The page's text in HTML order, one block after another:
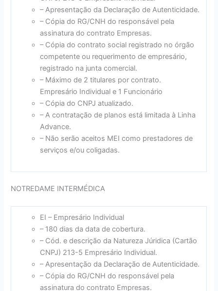
– Apresentação da Declaração de Autenticidade.
– Cópia do RG/CNH do responsável pela
assinatura do contrato Empresas.
– Cópia do contrato social registrado no órgão
competente ou requerimento de empresário,
registrado na junta comercial.
– Máximo de 2 titulares por contrato.
Empresário Individual e 1 Funcionário
– Cópia do CNPJ atualizado.
– A contratação de planos está limitada à Linha
Advance.
– Não serão aceitos MEI como prestadores de
serviços e/ou coligadas.
NOTREDAME INTERMÉDICA
EI – Empresário Individual
– 180 dias da data de cobertura.
– Cód. e descrição da Natureza Júridica (Cartão
CNPJ) 213-5 Empresário Individual.
– Apresentação da Declaração de Autenticidade.
– Cópia do RG/CNH do responsável pela
assinatura do contrato Empresas.